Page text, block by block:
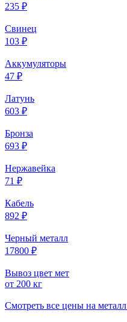
235 ₽
Свинец
103 ₽
Аккумуляторы
47 ₽
Латунь
603 ₽
Бронза
693 ₽
Нержавейка
71 ₽
Кабель
892 ₽
Черный металл
17800 ₽
Вывоз цвет мет
от 200 кг
Смотреть все цены на металл